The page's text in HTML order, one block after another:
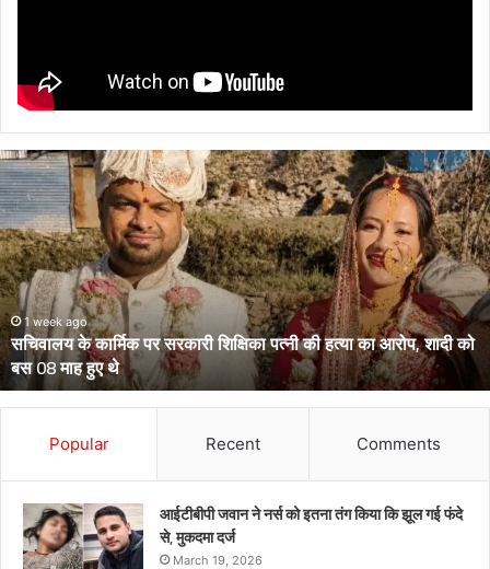
सचिवालय
के
कार्मिक
पर
सरकारी
शिक्षिका
पत्नी
की
हत्या
का
आरोप,
शादी
08
1 week ago
सचिवालय के कार्मिक पर सरकारी शिक्षिका पत्नी की हत्या का आरोप, शादी को
बस 08 माह हुए थे
Popular Recent Comments
आईटीबीपी जवान ने नर्स को इतना तंग किया कि झूल गई फंदे
से, मुकदमा दर्ज
March 19, 2026